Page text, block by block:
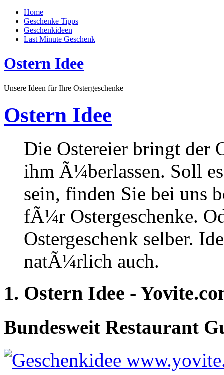
Home
Geschenke Tipps
Geschenkideen
Last Minute Geschenk
Ostern Idee
Unsere Ideen für Ihre Ostergeschenke
Ostern Idee
Die Ostereier bringt der
ihm Ã¼berlassen. Soll
sein, finden Sie bei uns
fÃ¼r Ostergeschenke.
Ostergeschenk selber.
natÃ¼rlich auch.
1. Ostern Idee -
Bundesweit Restaurant